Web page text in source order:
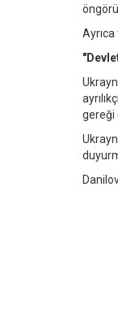
gereği